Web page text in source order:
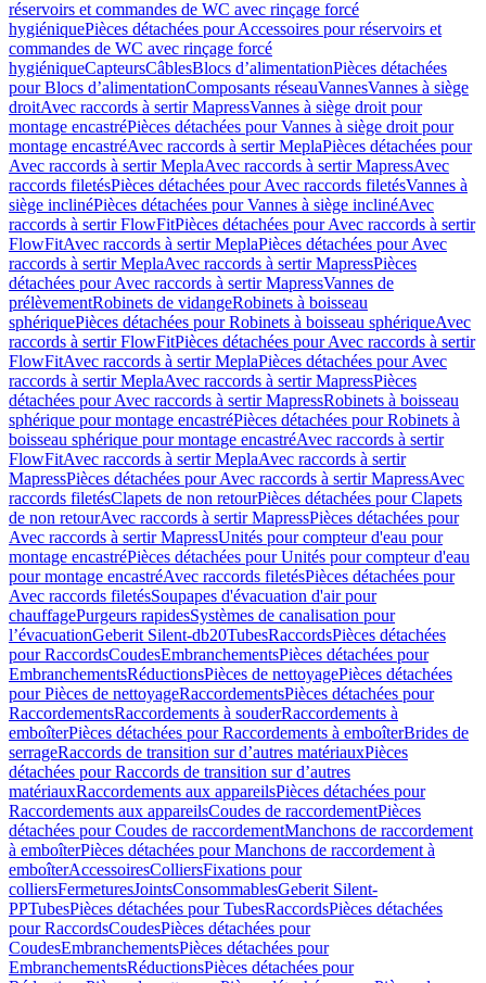
réservoirs et commandes de WC avec rinçage forcé
hygiéniquePièces détachées pour Accessoires pour réservoirs et
commandes de WC avec rinçage forcé
hygiéniqueCapteursCâblesBlocs d’alimentationPièces détachées
pour Blocs d’alimentationComposants réseauVannesVannes à siège
droitAvec raccords à sertir MapressVannes à siège droit pour
montage encastréPièces détachées pour Vannes à siège droit pour
montage encastréAvec raccords à sertir MeplaPièces détachées pour
Avec raccords à sertir MeplaAvec raccords à sertir MapressAvec
raccords filetésPièces détachées pour Avec raccords filetésVannes à
siège inclinéPièces détachées pour Vannes à siège inclinéAvec
raccords à sertir FlowFitPièces détachées pour Avec raccords à sertir
FlowFitAvec raccords à sertir MeplaPièces détachées pour Avec
raccords à sertir MeplaAvec raccords à sertir MapressPièces
détachées pour Avec raccords à sertir MapressVannes de
prélèvementRobinets de vidangeRobinets à boisseau
sphériquePièces détachées pour Robinets à boisseau sphériqueAvec
raccords à sertir FlowFitPièces détachées pour Avec raccords à sertir
FlowFitAvec raccords à sertir MeplaPièces détachées pour Avec
raccords à sertir MeplaAvec raccords à sertir MapressPièces
détachées pour Avec raccords à sertir MapressRobinets à boisseau
sphérique pour montage encastréPièces détachées pour Robinets à
boisseau sphérique pour montage encastréAvec raccords à sertir
FlowFitAvec raccords à sertir MeplaAvec raccords à sertir
MapressPièces détachées pour Avec raccords à sertir MapressAvec
raccords filetésClapets de non retourPièces détachées pour Clapets
de non retourAvec raccords à sertir MapressPièces détachées pour
Avec raccords à sertir MapressUnités pour compteur d'eau pour
montage encastréPièces détachées pour Unités pour compteur d'eau
pour montage encastréAvec raccords filetésPièces détachées pour
Avec raccords filetésSoupapes d'évacuation d'air pour
chauffagePurgeurs rapidesSystèmes de canalisation pour
l’évacuationGeberit Silent-db20TubesRaccordsPièces détachées
pour RaccordsCoudesEmbranchementsPièces détachées pour
EmbranchementsRéductionsPièces de nettoyagePièces détachées
pour Pièces de nettoyageRaccordementsPièces détachées pour
RaccordementsRaccordements à souderRaccordements à
emboîterPièces détachées pour Raccordements à emboîterBrides de
serrageRaccords de transition sur d’autres matériauxPièces
détachées pour Raccords de transition sur d’autres
matériauxRaccordements aux appareilsPièces détachées pour
Raccordements aux appareilsCoudes de raccordementPièces
détachées pour Coudes de raccordementManchons de raccordement
à emboîterPièces détachées pour Manchons de raccordement à
emboîterAccessoiresColliersFixations pour
colliersFermeturesJointsConsommablesGeberit Silent-
PPTubesPièces détachées pour TubesRaccordsPièces détachées
pour RaccordsCoudesPièces détachées pour
CoudesEmbranchementsPièces détachées pour
EmbranchementsRéductionsPièces détachées pour